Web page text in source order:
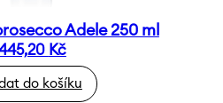
Adele 250 ml
Kč
do košíku